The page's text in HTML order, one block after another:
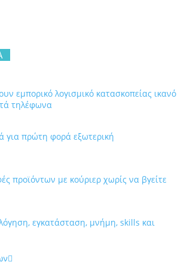
εμπορικό λογισμικό κατασκοπείας ικανό
τηλέφωνα
για πρώτη φορά εξωτερική
προϊόντων με κούριερ χωρίς να βγείτε
εγκατάσταση, μνήμη, skills και